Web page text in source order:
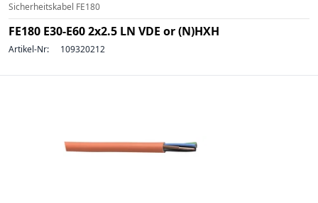
Sicherheitskabel FE180
FE180 E30-E60 2x2.5 LN VDE or (N)HXH
Artikel-Nr: 109320212